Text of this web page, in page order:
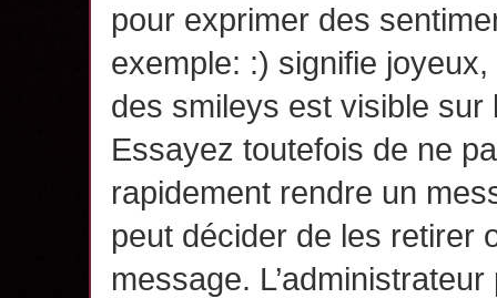
pour exprimer des
exemple: :) signifie
des smileys est visible
Essayez toutefois de ne
rapidement rendre un
peut décider de les retirer
message.